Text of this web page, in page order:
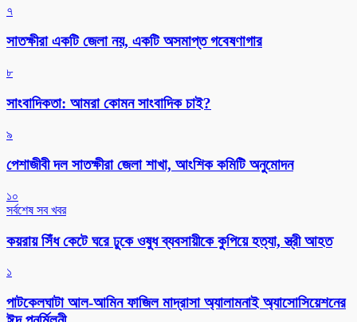
৭
সাতক্ষীরা একটি জেলা নয়, একটি অসমাপ্ত গবেষণাগার
৮
সাংবাদিকতা: আমরা কোমন সাংবাদিক চাই?
৯
পেশাজীবী দল সাতক্ষীরা জেলা শাখা, আংশিক কমিটি অনুমোদন
১০
সর্বশেষ সব খবর
কয়রায় সিঁধ কেটে ঘরে ঢুকে ওষুধ ব্যবসায়ীকে কুপিয়ে হত্যা, স্ত্রী আহত
১
পাটকেলঘাটা আল-আমিন ফাজিল মাদ্রাসা অ্যালামনাই অ্যাসোসিয়েশনের